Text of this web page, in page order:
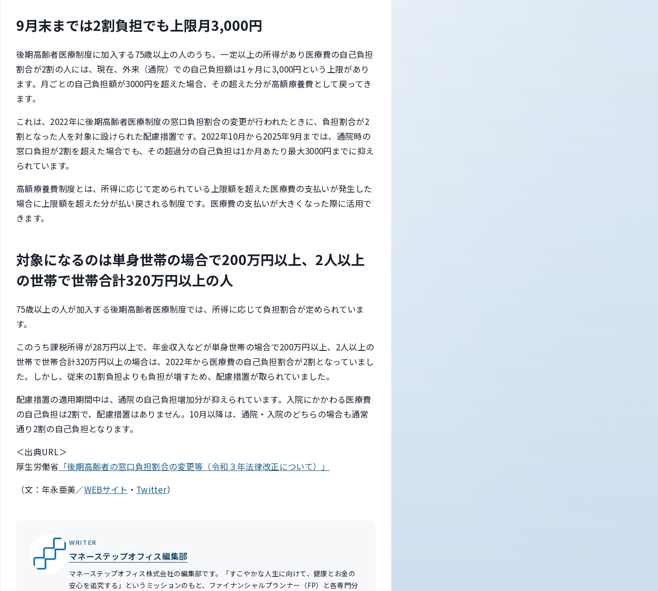
9月末までは2割負担でも上限月3,000円
後期高齢者医療制度に加入する75歳以上の人のうち、一定以上の所得があり医療費の自己負担
割合が2割の人には、現在、外来（通院）での自己負担額は1ヶ月に3,000円という上限があり
ます。月ごとの自己負担額が3000円を超えた場合、その超えた分が高額療養費として戻ってき
ます。
これは、2022年に後期高齢者医療制度の窓口負担割合の変更が行われたときに、負担割合が2
割となった人を対象に設けられた配慮措置です。2022年10月から2025年9月までは、通院時の
窓口負担が2割を超えた場合でも、その超過分の自己負担は1か月あたり最大3000円までに抑え
られています。
高額療養費制度とは、所得に応じて定められている上限額を超えた医療費の支払いが発生した
場合に上限額を超えた分が払い戻される制度です。医療費の支払いが大きくなった際に活用で
きます。
対象になるのは単身世帯の場合で200万円以上、2人以上
の世帯で世帯合計320万円以上の人
75歳以上の人が加入する後期高齢者医療制度では、所得に応じて負担割合が定められていま
す。
このうち課税所得が28万円以上で、年金収入などが単身世帯の場合で200万円以上、2人以上の
世帯で世帯合計320万円以上の場合は、2022年から医療費の自己負担割合が2割となっていまし
た。しかし、従来の1割負担よりも負担が増すため、配慮措置が取られていました。
配慮措置の適用期間中は、通院の自己負担増加分が抑えられています。入院にかかわる医療費
の自己負担は2割で、配慮措置はありません。10月以降は、通院・入院のどちらの場合も通常
通り2割の自己負担となります。
＜出典URL＞
厚生労働省 「後期高齢者の窓口負担割合の変更等（令和３年法律改正について）」
（文：年永亜美／WEBサイト ・ Twitter）
WRITER
マネーステップオフィス編集部
マネーステップオフィス株式会社の編集部です。「すこやかな人生に向けて、健康とお金の
安心を追究する」というミッションのもと、ファイナンシャルプランナー（FP）と各専門分